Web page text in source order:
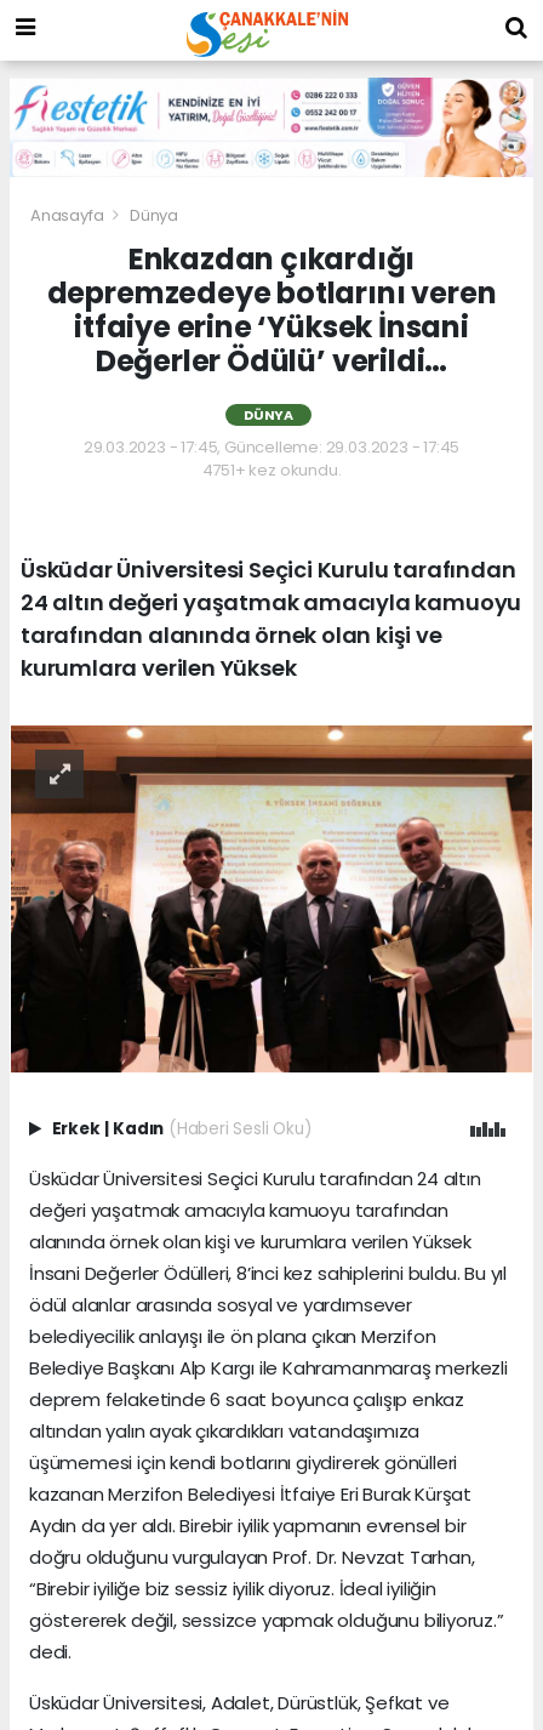
Anasayfa Dünya
Enkazdan çıkardığı
depremzedeye botlarını veren
itfaiye erine ‘Yüksek İnsani
Değerler Ödülü’ verildi…
DÜNYA
29.03.2023 - 17:45, Güncelleme: 29.03.2023 - 17:45
4751+ kez okundu.
Üsküdar Üniversitesi Seçici Kurulu tarafından
24 altın değeri yaşatmak amacıyla kamuoyu
tarafından alanında örnek olan kişi ve
kurumlara verilen Yüksek
Erkek | Kadın (Haberi Sesli Oku)
Üsküdar Üniversitesi Seçici Kurulu tarafından 24 altın
değeri yaşatmak amacıyla kamuoyu tarafından
alanında örnek olan kişi ve kurumlara verilen Yüksek
İnsani Değerler Ödülleri, 8’inci kez sahiplerini buldu. Bu yıl
ödül alanlar arasında sosyal ve yardımsever
belediyecilik anlayışı ile ön plana çıkan Merzifon
Belediye Başkanı Alp Kargı ile Kahramanmaraş merkezli
deprem felaketinde 6 saat boyunca çalışıp enkaz
altından yalın ayak çıkardıkları vatandaşımıza
üşümemesi için kendi botlarını giydirerek gönülleri
kazanan Merzifon Belediyesi İtfaiye Eri Burak Kürşat
Aydın da yer aldı. Birebir iyilik yapmanın evrensel bir
doğru olduğunu vurgulayan Prof. Dr. Nevzat Tarhan,
“Birebir iyiliğe biz sessiz iyilik diyoruz. İdeal iyiliğin
göstererek değil, sessizce yapmak olduğunu biliyoruz.”
dedi.
Üsküdar Üniversitesi, Adalet, Dürüstlük, Şefkat ve